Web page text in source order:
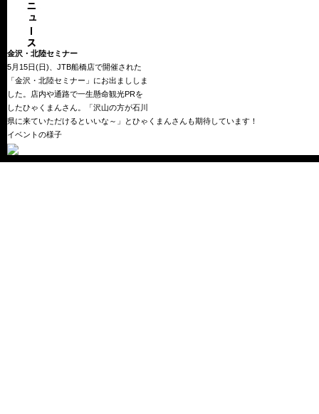
金沢・北陸セミナー
5月15日(日)、JTB船橋店で開催された
「金沢・北陸セミナー」にお出まししま
した。店内や通路で一生懸命観光PRを
したひゃくまんさん。「沢山の方が石川
県に来ていただけるといいな～」とひゃくまんさんも期待しています！
イベントの様子